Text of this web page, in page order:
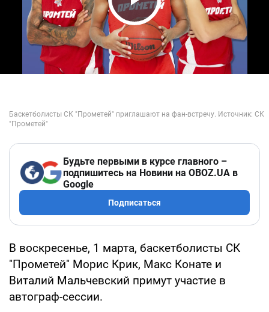
Play Video
Будьте первыми в курсе главного –
подпишитесь на Новини на OBOZ.UA в
Google
Подписаться
В воскресенье, 1 марта, баскетболисты СК
"Прометей" Морис Крик, Макс Конате и
Виталий Мальчевский примут участие в
автограф-сессии.